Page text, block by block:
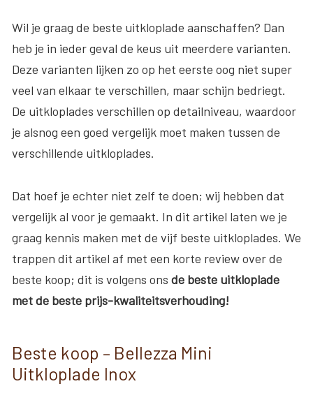
Wil je graag de beste uitkloplade aanschaffen? Dan
heb je in ieder geval de keus uit meerdere varianten.
Deze varianten lijken zo op het eerste oog niet super
veel van elkaar te verschillen, maar schijn bedriegt.
De uitkloplades verschillen op detailniveau, waardoor
je alsnog een goed vergelijk moet maken tussen de
verschillende uitkloplades.
Dat hoef je echter niet zelf te doen; wij hebben dat
vergelijk al voor je gemaakt. In dit artikel laten we je
graag kennis maken met de vijf beste uitkloplades. We
trappen dit artikel af met een korte review over de
beste koop; dit is volgens ons de beste uitkloplade
met de beste prijs-kwaliteitsverhouding!
Beste koop – Bellezza Mini
Uitkloplade Inox